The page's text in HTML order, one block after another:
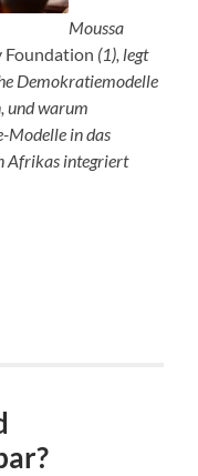
Moussa
Foundation (1), legt
Demokratiemodelle
und warum
Modelle in das
Afrikas integriert